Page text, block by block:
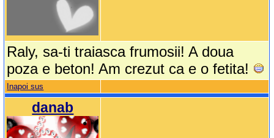
Raly, sa-ti traiasca frumosii! A doua
poza e beton! Am crezut ca e o fetita!
Inapoi sus
danab